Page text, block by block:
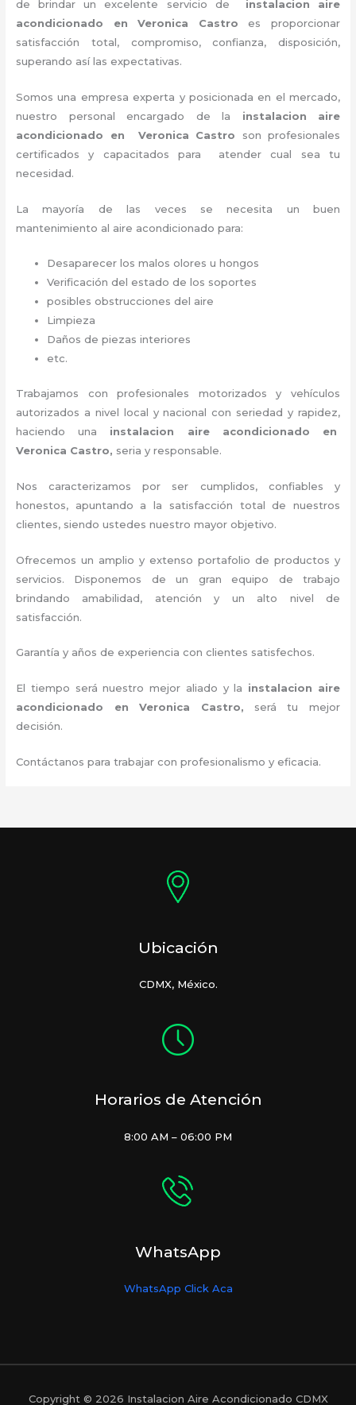
de brindar un excelente servicio de instalacion aire
acondicionado en Veronica Castro
es proporcionar
satisfacción total, compromiso, confianza, disposición,
superando así las expectativas.
Somos una empresa experta y posicionada en el mercado,
nuestro personal encargado de la instalacion aire
acondicionado en Veronica Castro
son profesionales
certificados y capacitados para atender cual sea tu
necesidad.
La mayoría de las veces se necesita un buen
mantenimiento al aire acondicionado para:
Desaparecer los malos olores u hongos
Verificación del estado de los soportes
posibles obstrucciones del aire
Limpieza
Daños de piezas interiores
etc.
Trabajamos con profesionales motorizados y vehículos
autorizados a nivel local y nacional con seriedad y rapidez,
haciendo una instalacion aire acondicionado en
Veronica Castro, seria y responsable.
Nos caracterizamos por ser cumplidos, confiables y
honestos, apuntando a la satisfacción total de nuestros
clientes, siendo ustedes nuestro mayor objetivo.
Ofrecemos un amplio y extenso portafolio de productos y
servicios. Disponemos de un gran equipo de trabajo
brindando amabilidad, atención y un alto nivel de
satisfacción.
Garantía y años de experiencia con clientes satisfechos.
El tiempo será nuestro mejor aliado y la instalacion aire
acondicionado en Veronica Castro, será tu mejor
decisión.
Contáctanos para trabajar con profesionalismo y eficacia.
Ubicación
CDMX, México.
Horarios de Atención
8:00 AM – 06:00 PM
WhatsApp
WhatsApp Click Aca
Copyright © 2026 Instalacion Aire Acondicionado CDMX